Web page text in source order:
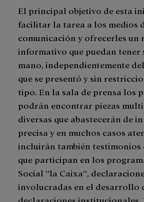
El principal objetivo de esta
facilitar la tarea a los medios
comunicación y ofrecerles un
informativo que puedan tener
mano, independientemente
que se presentó y sin
tipo. En la sala de prensa los
podrán encontrar piezas
diversas que abastecerán de
precisa y en muchos casos
incluirán también testimonios
que participan en los
Social ”la Caixa”,
involucradas en el desarrollo